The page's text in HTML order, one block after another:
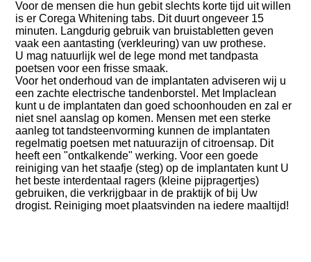
Voor de mensen die hun gebit slechts korte tijd uit willen
is er Corega Whitening tabs. Dit duurt ongeveer 15
minuten. Langdurig gebruik van bruistabletten geven
vaak een aantasting (verkleuring) van uw prothese.
U mag natuurlijk wel de lege mond met tandpasta
poetsen voor een frisse smaak.
Voor het onderhoud van de implantaten adviseren wij u
een zachte electrische tandenborstel. Met Implaclean
kunt u de implantaten dan goed schoonhouden en zal er
niet snel aanslag op komen. Mensen met een sterke
aanleg tot tandsteenvorming kunnen de implantaten
regelmatig poetsen met natuurazijn of citroensap. Dit
heeft een "ontkalkende" werking. Voor een goede
reiniging van het staafje (steg) op de implantaten kunt U
het beste interdentaal ragers (kleine pijpragertjes)
gebruiken, die verkrijgbaar in de praktijk of bij Uw
drogist. Reiniging moet plaatsvinden na iedere maaltijd!